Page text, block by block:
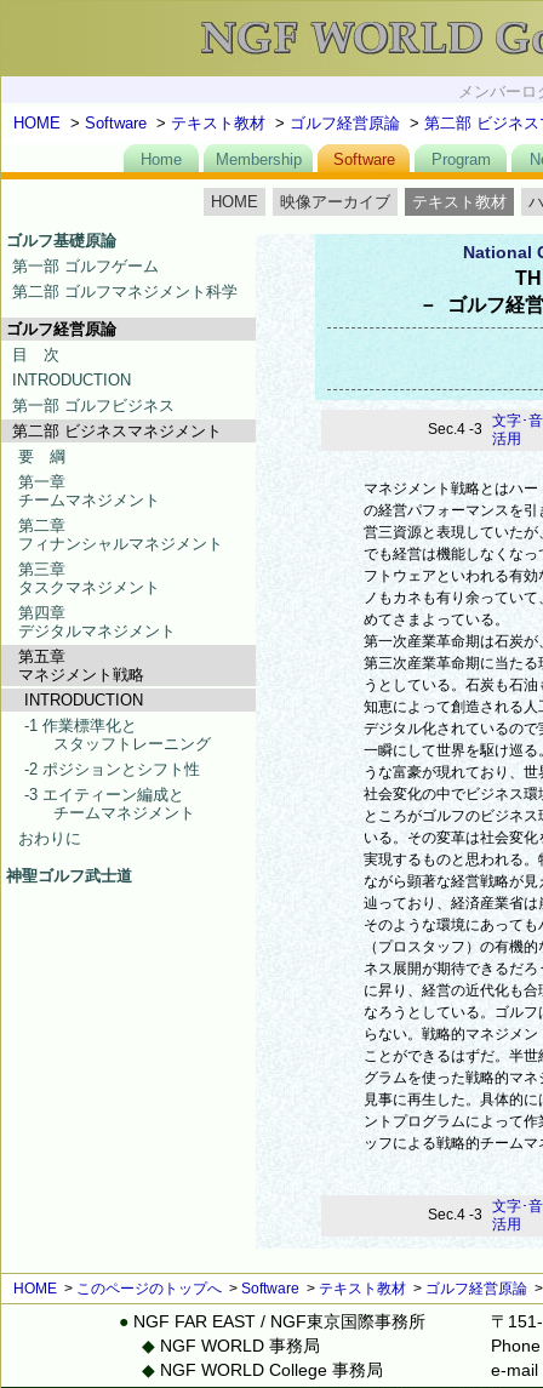
メンバー
HOME > Software > テキスト教材 > ゴルフ経営原論 > 第二部 ビジネ
Home
Membership Software Program
HOME 映像アーカイブ テキスト教材
ゴルフ基礎原論
第一部 ゴルフゲーム
第二部 ゴルフマネジメント科学
ゴルフ経営原論
目 次
INTRODUCTION
第一部 ゴルフビジネス
第二部 ビジネスマネジメント
要 綱
第一章
チームマネジメント
第二章
フィナンシャルマネジメント
第三章
タスクマネジメント
第四章
デジタルマネジメント
第五章
マネジメント戦略
INTRODUCTION
-1 作業標準化と
スタッフトレーニング
-2 ポジションとシフト性
-3 エイティーン編成と
チームマネジメント
おわりに
神聖ゴルフ武士道
National
－ ゴルフ経
Sec.4 -3
文字･
活用
マネジメント戦略とはハ
の経営パフォーマンスを
営三資源と表現していた
でも経営は機能しなくな
フトウェアといわれる有
ノもカネも有り余ってい
めてさまよっている。
第一次産業革命期は石炭
第三次産業革命期に当た
うとしている。石炭も石
知恵によって創造される
デジタル化されているの
一瞬にして世界を駆け巡
うな富豪が現れており、
社会変化の中でビジネス
ところがゴルフのビジネ
いる。その変革は社会変
実現するものと思われる
ながら顕著な経営戦略が
辿っており、経済産業省
そのような環境にあって
（プロスタッフ）の有機
ネス展開が期待できるだ
に昇り、経営の近代化も
なろうとしている。ゴル
らない。戦略的マネジメ
ことができるはずだ。半
グラムを使った戦略的マ
見事に再生した。具体的
ントプログラムによって
ッフによる戦略的チーム
Sec.4 -3
文字･
活用
HOME > このページのトップへ > Software > テキスト教材 > ゴルフ経営原論
● NGF FAR EAST / NGF東京国際事務所
〒
◆ NGF WORLD 事務局
◆ NGF WORLD College 事務局
e-